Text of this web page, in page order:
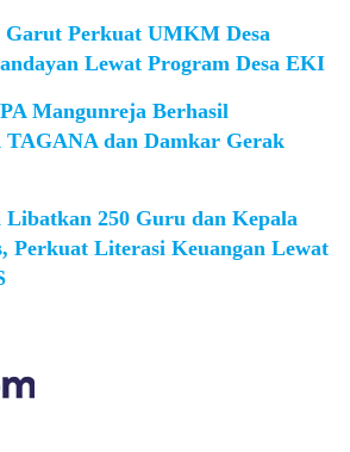
Perkuat UMKM Desa
Lewat Program Desa EKI
Mangunreja Berhasil
dan Damkar Gerak
Libatkan 250 Guru dan Kepala
Perkuat Literasi Keuangan Lewat